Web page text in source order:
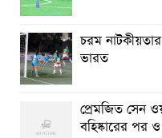
চরম
ভারত
প্রেমজিত সেন
বহিষ্কারের পর